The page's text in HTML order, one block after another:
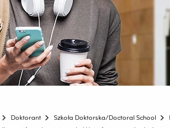
Doktorant Szkoła Doktorska/Doctoral School